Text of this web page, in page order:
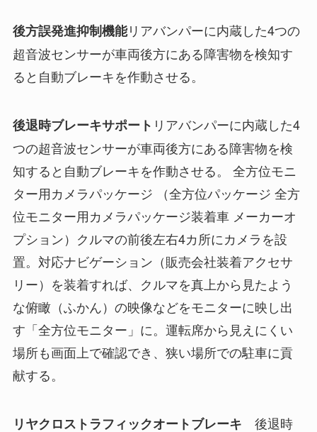
後方誤発進抑制機能リアバンパーに内蔵した4つの
超音波センサーが車両後方にある障害物を検知す
ると自動ブレーキを作動させる。
後退時ブレーキサポート リアバンパーに内蔵した4
つの超音波センサーが車両後方にある障害物を検
知すると自動ブレーキを作動させる。 全方位モニ
ター用カメラパッケージ （全方位パッケージ 全方
位モニター用カメラパッケージ装着車 メーカーオ
プション）クルマの前後左右4カ所にカメラを設
置。対応ナビゲーション（販売会社装着アクセサ
リー）を装着すれば、クルマを真上から見たよう
な俯瞰（ふかん）の映像などをモニターに映し出
す「全方位モニター」に。運転席から見えにくい
場所も画面上で確認でき、狭い場所での駐車に貢
献する。
リヤクロストラフィックオートブレーキ 後退時